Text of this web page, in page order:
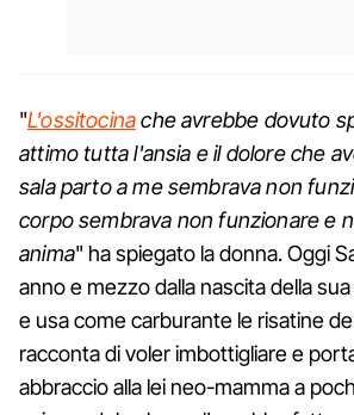
"L'ossitocinache avrebbe dovuto
attimo tutta l'ansia e il dolore che
sala parto a me sembrava non
corpo sembrava non funzionare e
anima" ha spiegato la donna. Oggi
anno e mezzo dalla nascita della
e usa come carburante le risatine
racconta di voler imbottigliare e
abbraccio alla lei neo-mamma a